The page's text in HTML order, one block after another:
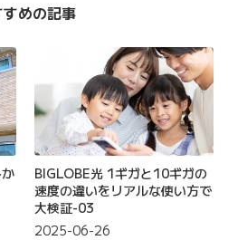
すめの記事
BIGLOBE光 1ギガと10ギガの
速度の違いをリアルな使い方で
大検証-03
2025-06-26